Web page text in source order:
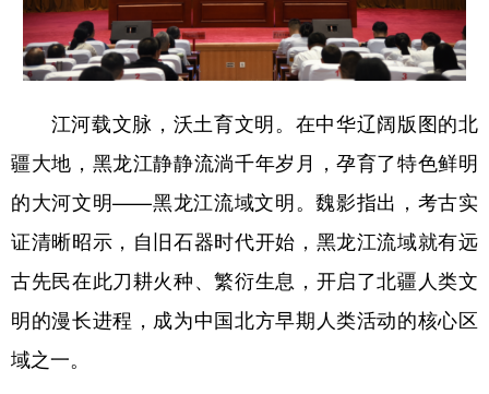
江河载文脉，沃土育文明。在中华辽阔版图的北
疆大地，黑龙江静静流淌千年岁月，孕育了特色鲜明
的大河文明——黑龙江流域文明。魏影指出，考古实
证清晰昭示，自旧石器时代开始，黑龙江流域就有远
古先民在此刀耕火种、繁衍生息，开启了北疆人类文
明的漫长进程，成为中国北方早期人类活动的核心区
域之一。